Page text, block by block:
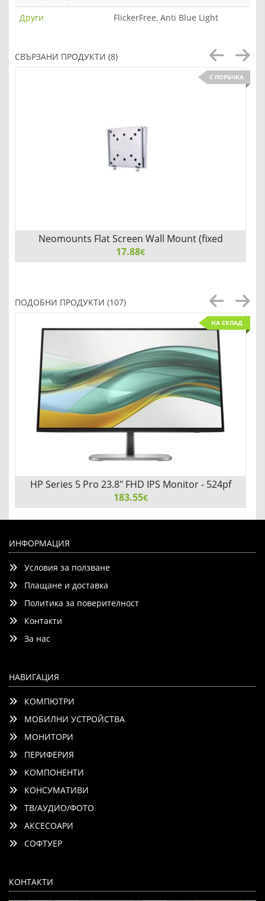
Други
FlickerFree, Anti Blue Light
СВЪРЗАНИ ПРОДУКТИ (8)
С ПОРЪЧКА
Детайли Сравни
Neomounts Flat Screen Wall Mount (fixed
17.88€
ПОДОБНИ ПРОДУКТИ (107)
НА СКЛАД
HP Series 5 Pro 23.8" FHD IPS Monitor - 524pf
183.55€
ИНФОРМАЦИЯ
Условия за ползване
Плащане и доставка
Политика за поверителност
Контакти
За нас
НАВИГАЦИЯ
КОМПЮТРИ
МОБИЛНИ УСТРОЙСТВА
МОНИТОРИ
ПЕРИФЕРИЯ
КОМПОНЕНТИ
КОНСУМАТИВИ
ТВ/АУДИО/ФОТО
АКСЕСОАРИ
СОФТУЕР
КОНТАКТИ